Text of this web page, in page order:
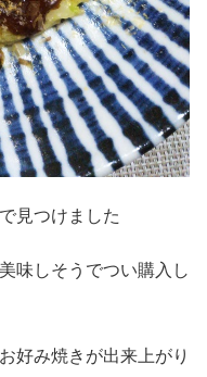
見つけました
味しそうでつい購入し
好み焼きが出来上がり